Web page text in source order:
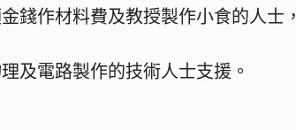
錢作材料費及教授製作小食的人士，
及電路製作的技術人士支援。